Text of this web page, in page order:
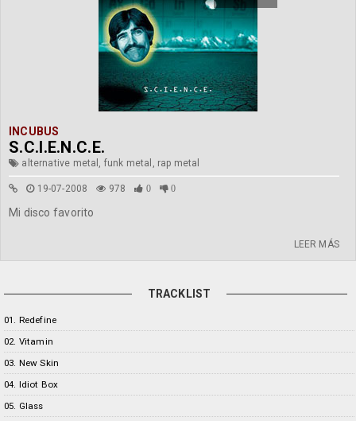
INCUBUS
S.C.I.E.N.C.E.
alternative metal, funk metal, rap metal
19-07-2008 978 0 0
Mi disco favorito
LEER MÁS
TRACKLIST
01. Redefine
02. Vitamin
03. New Skin
04. Idiot Box
05. Glass